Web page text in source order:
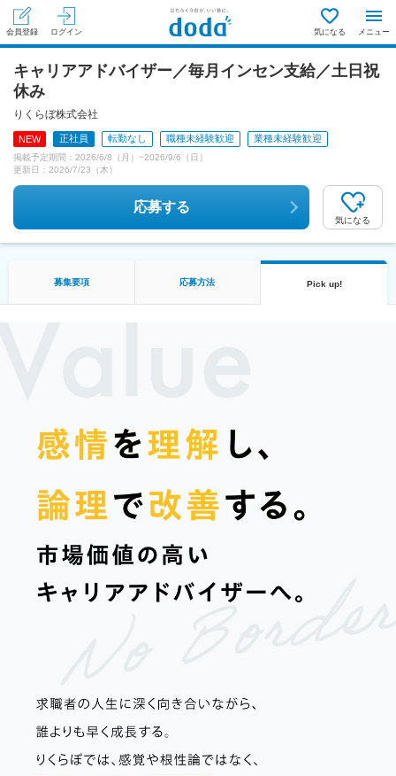
会員登録 ログイン 気になる メニュー
キャリアアドバイザー／毎月インセン支給／土日祝
休み
りくらぼ株式会社
NEW 正社員 転勤なし 職種未経験歓迎 業種未経験歓迎
掲載予定期間： 2026/6/8（月） ~2026/9/6（日）
更新日： 2026/7/23（木）
応募する
気になる
募集要項 応募方法 Pick up!